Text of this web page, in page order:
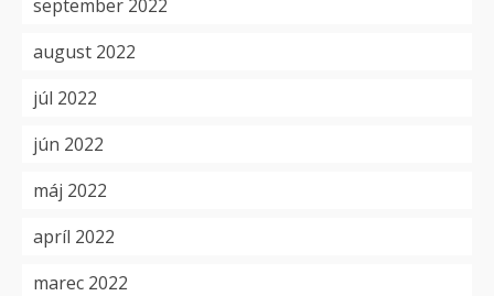
september 2022
august 2022
júl 2022
jún 2022
máj 2022
apríl 2022
marec 2022